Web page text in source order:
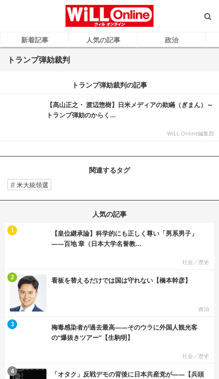
新着記事 人気の記事 政治
トランプ弾劾裁判
トランプ弾劾裁判の記事
【髙山正之・ 渡辺惣樹】日米メディアの欺瞞（ぎまん）～
トランプ弾劾のからく...
WiLL Online編集部
関連するタグ
米大統領選
人気の記事
【皇位継承論】科学的にも正しく尊い「男系男子」
――百地 章（日本大学名誉教...
社会／歴史
1
看板を替えるだけでは国は守れない【橋本幹彦】
政治
2
梅毒感染者が過去最高――そのウラに外国人観光客
の“爆抜きツアー”【生駒明】
社会／歴史
3
「オタク」反戦デモの背後に日本共産党が――【兵頭
4